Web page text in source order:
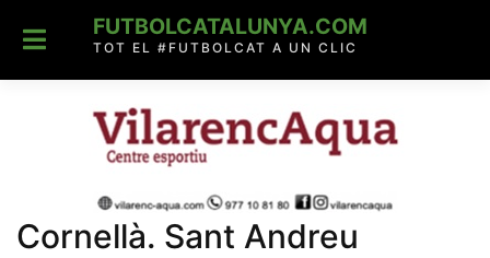
content
FUTBOLCATALUNYA.COM
TOT EL #FUTBOLCAT A UN CLIC
Cornellà. Sant Andreu